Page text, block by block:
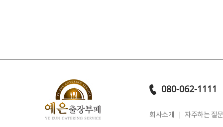
080-062-1111
회사소개 자주하는 질문